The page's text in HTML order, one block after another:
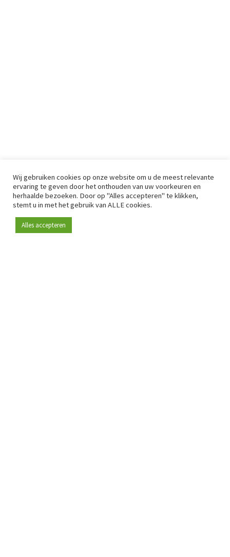
Wij gebruiken cookies op onze website om u de meest relevante
ervaring te geven door het onthouden van uw voorkeuren en
herhaalde bezoeken. Door op "Alles accepteren" te klikken,
stemt u in met het gebruik van ALLE cookies.
Alles accepteren